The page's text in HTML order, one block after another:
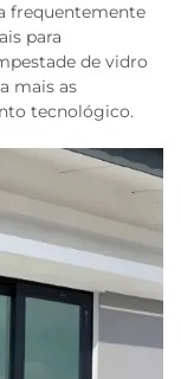
frequentemente
para
de vidro
mais as
tecnológico.